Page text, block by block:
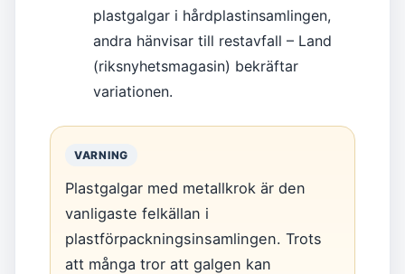
plastgalgar i hårdplastinsamlingen,
andra hänvisar till restavfall – Land
(riksnyhetsmagasin) bekräftar
variationen.
VARNING
Plastgalgar med metallkrok är den
vanligaste felkällan i
plastförpackningsinsamlingen. Trots
att många tror att galgen kan